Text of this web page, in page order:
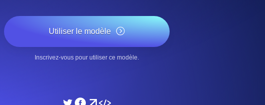
SSL Monitoring
Utiliser le modèle
Inscrivez-vous pour utiliser ce modèle.